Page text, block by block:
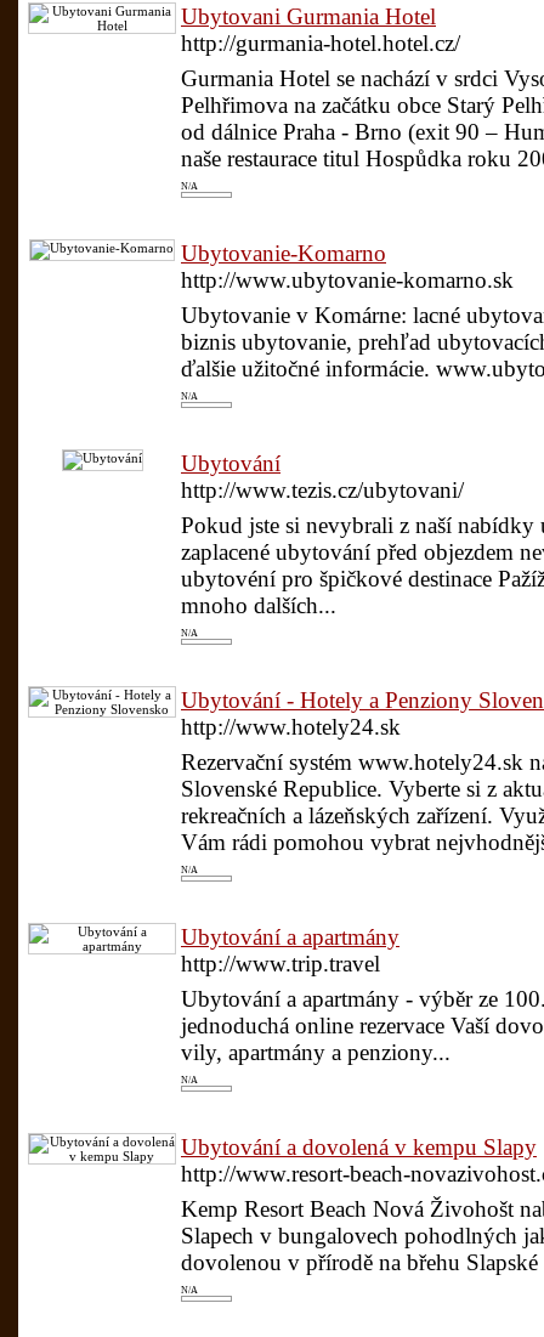
Ubytovani Gurmania Hotel
http://gurmania-hotel.hotel.cz/
Gurmania Hotel se nachází v srdci
Pelhřimova na začátku obce Starý
od dálnice Praha - Brno (exit 90 –
naše restaurace titul Hospůdka roku
N/A
Ubytovanie-Komarno
http://www.ubytovanie-komarno.sk
Ubytovanie v Komárne: lacné
biznis ubytovanie, prehľad
ďalšie užitočné informácie.
N/A
Ubytování
http://www.tezis.cz/ubytovani/
Pokud jste si nevybrali z naší nabídky
zaplacené ubytování před objezdem
ubytovéní pro špičkové destinace
mnoho dalších...
N/A
Ubytování - Hotely a Penziony
http://www.hotely24.sk
Rezervační systém www.hotely24.sk
Slovenské Republice. Vyberte si z
rekreačních a lázeňských zařízení.
Vám rádi pomohou vybrat
N/A
Ubytování a apartmány
http://www.trip.travel
Ubytování a apartmány - výběr ze
jednoduchá online rezervace Vaší
vily, apartmány a penziony...
N/A
Ubytování a dovolená v kempu Slapy
http://www.resort-beach-
Kemp Resort Beach Nová Živohošt
Slapech v bungalovech pohodlných
dovolenou v přírodě na břehu Slapské
N/A